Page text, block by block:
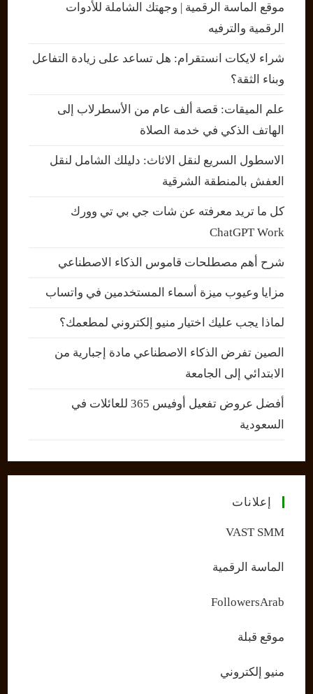
موقع الماسة الرقمية | وجهتك الشاملة للأدوات
الرقمية والترفيه
شراء لايكات انستقرام: هل تساعد على زيادة التفاعل
وبناء الثقة؟
علم الميقات: قصة ألف عام من الأسطرلاب إلى
الهاتف الذكي في خدمة الصلاة
الاسطول السريع لنقل الاثاث: دليلك الشامل لنقل
العفش بالمنطقة الشرقية
كل ما تريد معرفته عن شات جي بي تي وورك
ChatGPT Work
شرح أهم مصطلحات قاموس الذكاء الاصطناعي
مزايا وعيوب ميزة أسماء المستخدمين في واتساب
لماذا يجب عليك اختيار منيو إلكتروني لمطعمك؟
الصين تفرض الذكاء الاصطناعي مادة إجبارية من
الابتدائي إلى الجامعة
أفضل عروض تفعيل أوفيس 365 للعائلات في
السعودية
إعلانات
VAST SMM
الماسة الرقمية
FollowersArab
موقع قبلة
منيو إلكتروني